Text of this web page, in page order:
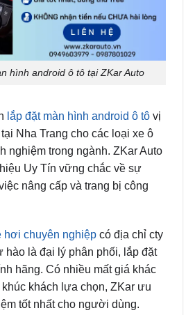
hình android ô tô tại ZKar Auto
lắp đặt màn hình android ô tô vị
Nha Trang cho các loại xe ô
nghiệm trong ngành. ZKar Auto
Uy Tín vững chắc về sự
nâng cấp và trang bị công
hơi chuyên nghiệp có địa chỉ cty
hào là đại lý phân phối, lắp đặt
hãng. Có nhiều mất giá khác
khách lựa chọn, ZKar ưu
tốt nhất cho người dùng.